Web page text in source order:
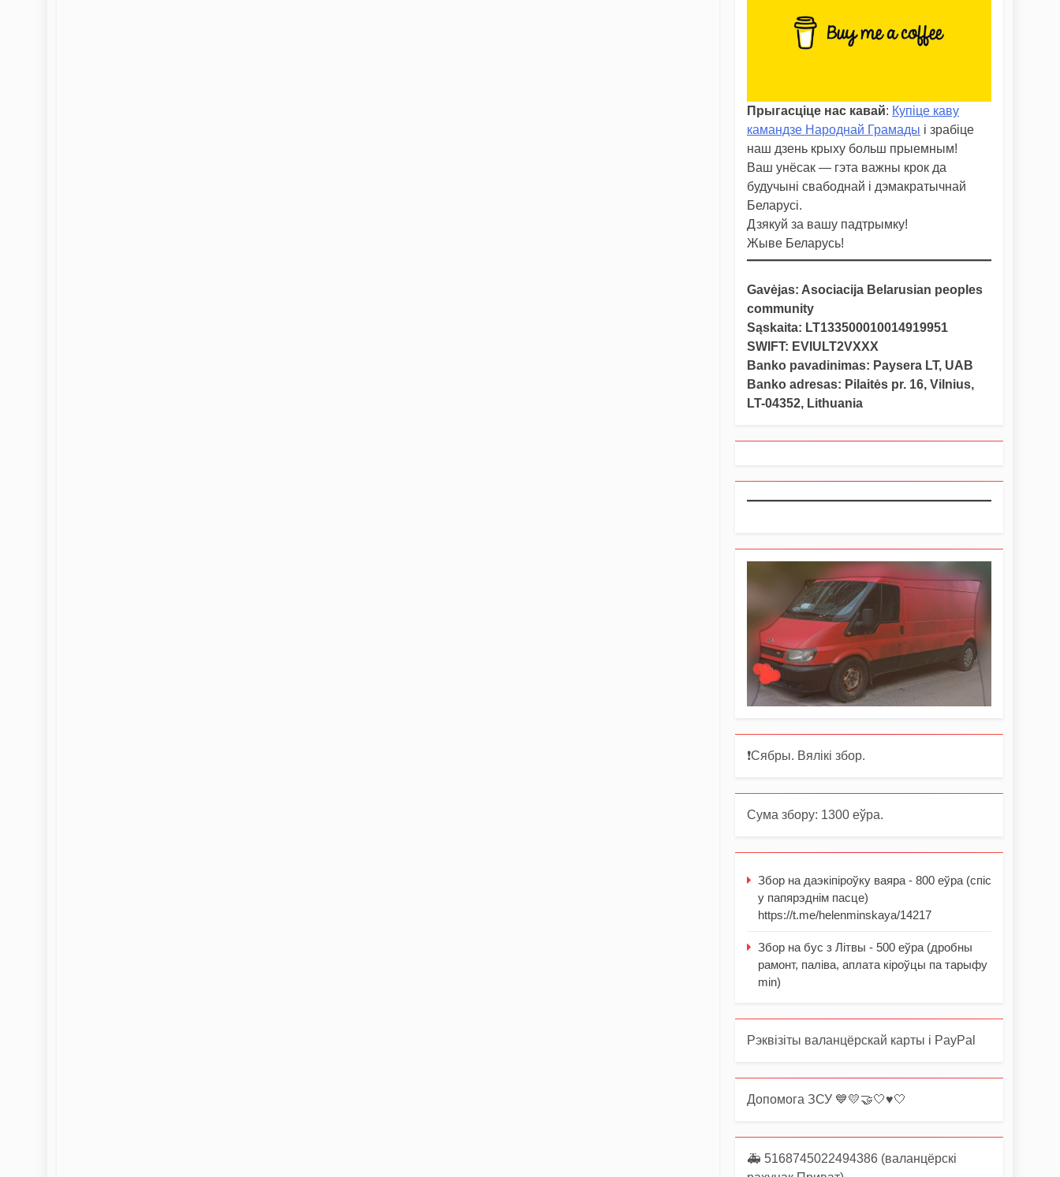
Прыгасціце нас кавай: Купіце каву
камандзе Народнай Грамады і зрабіце
наш дзень крыху больш прыемным!
Ваш унёсак — гэта важны крок да
будучыні свабоднай і дэмакратычнай
Беларусі.
Дзякуй за вашу падтрымку!
Жыве Беларусь!
Gavėjas: Asociacija Belarusian peoples
community
Sąskaita: LT133500010014919951
SWIFT: EVIULT2VXXX
Banko pavadinimas: Paysera LT, UAB
Banko adresas: Pilaitės pr. 16, Vilnius,
LT-04352, Lithuania
❗️Сябры. Вялікі збор.
Сума збору: 1300 еўра.
Збор на даэкіпіроўку ваяра - 800 еўра (спіс
у папярэднім пасце)
https://t.me/helenminskaya/14217
Збор на бус з Літвы - 500 еўра (дробны
рамонт, паліва, аплата кіроўцы па тарыфу
min)
Рэквізіты валанцёрскай карты і PayPal
Допомога ЗСУ 💙💛🤝🤍♥️🤍
🚑 5168745022494386 (валанцёрскі